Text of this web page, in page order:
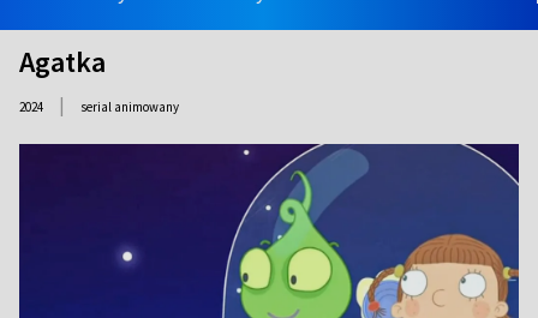
Agatka
2024 | serial animowany